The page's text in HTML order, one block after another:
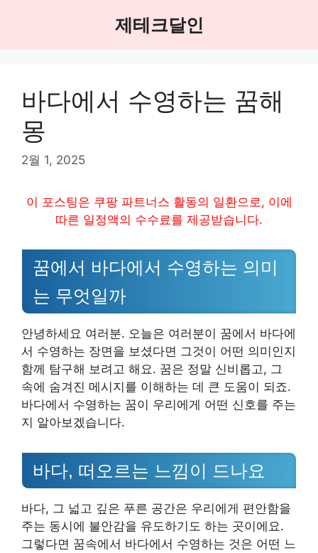
제테크달인
바다에서 수영하는 꿈해
몽
2월 1, 2025
이 포스팅은 쿠팡 파트너스 활동의 일환으로, 이에
따른 일정액의 수수료를 제공받습니다.
꿈에서 바다에서 수영하는 의미
는 무엇일까
안녕하세요 여러분. 오늘은 여러분이 꿈에서 바다에
서 수영하는 장면을 보셨다면 그것이 어떤 의미인지
함께 탐구해 보려고 해요. 꿈은 정말 신비롭고, 그
속에 숨겨진 메시지를 이해하는 데 큰 도움이 되죠.
바다에서 수영하는 꿈이 우리에게 어떤 신호를 주는
지 알아보겠습니다.
바다, 떠오르는 느낌이 드나요
바다, 그 넓고 깊은 푸른 공간은 우리에게 편안함을
주는 동시에 불안감을 유도하기도 하는 곳이에요.
그렇다면 꿈속에서 바다에서 수영하는 것은 어떤 느